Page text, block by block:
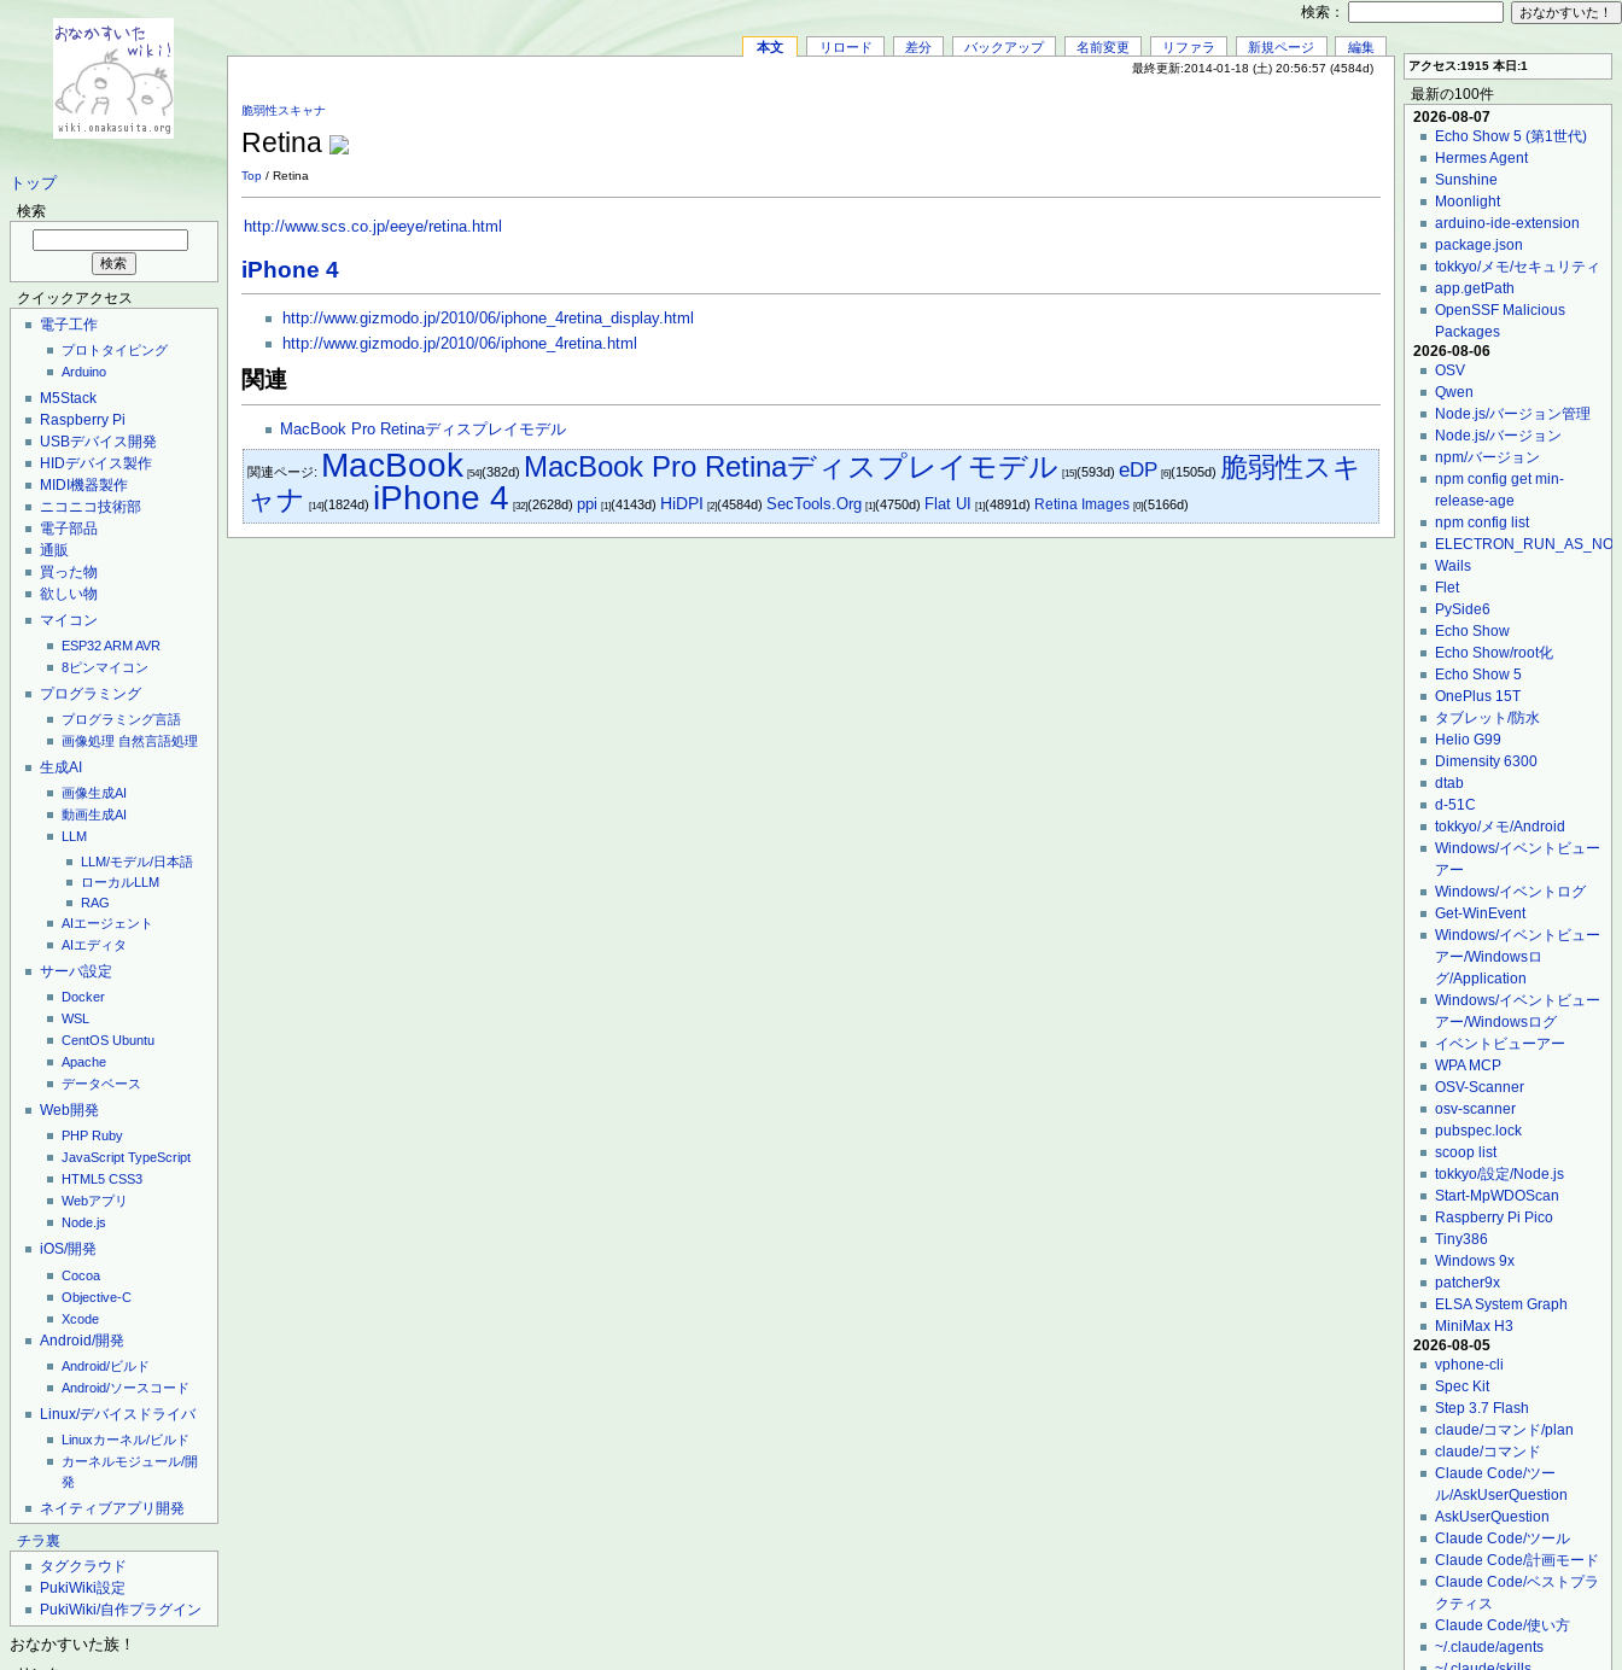
トップ
検索
クイックアクセス
電子工作
プロトタイピング
Arduino
M5Stack
Raspberry Pi
USBデバイス開発
HIDデバイス製作
MIDI機器製作
ニコニコ技術部
電子部品
通販
買った物
欲しい物
マイコン
ESP32ARMAVR
8ピンマイコン
プログラミング
プログラミング言語
画像処理 自然言語処理
生成AI
画像生成AI
動画生成AI
LLM
LLM/モデル/日本語
ローカルLLM
RAG
AIエージェント
AIエディタ
サーバ設定
Docker
WSL
CentOS Ubuntu
Apache
データベース
Web開発
PHP Ruby
JavaScript TypeScript
HTML5 CSS3
Webアプリ
Node.js
iOS/開発
Cocoa
Objective-C
Xcode
Android/開発
Android/ビルド
Android/ソースコード
Linux/デバイスドライバ
Linuxカーネル/ビルド
カーネルモジュール/開
発
ネイティブアプリ開発
チラ裏
タグクラウド
PukiWiki設定
PukiWiki/自作プラグイン
おなかすいた族！
本文 リロード 差分 バックアップ 名前変更 リファラ 新規ページ 編集
最終更新:2014-01-18 (土) 20:56:57 (4584d)
脆弱性スキャナ
Retina
Top / Retina
http://www.scs.co.jp/eeye/retina.html
iPhone 4
http://www.gizmodo.jp/2010/06/iphone_4retina_display.html
http://www.gizmodo.jp/2010/06/iphone_4retina.html
関連
MacBook Pro Retinaディスプレイモデル
関連ページ: MacBook [54](382d) MacBook Pro Retinaディスプレイモデル [15](593d)eDP [6](1505d) 脆弱性スキ
ャナ
[14](1824d) iPhone 4 [32](2628d)ppi [1](4143d) HiDPI [2](4584d)SecTools.Org [1](4750d) Flat UI [1](4891d) Retina Images [0](5166d)
アクセス:1915 本日:1
最新の100件
2026-08-07
Echo Show 5 (第1世代)
Hermes Agent
Sunshine
Moonlight
arduino-ide-extension
package.json
tokkyo/メモ/セキュリティ
app.getPath
OpenSSF Malicious
Packages
2026-08-06
OSV
Qwen
Node.js/バージョン管理
Node.js/バージョン
npm/バージョン
npm config get min-
release-age
npm config list
Wails
Flet
PySide6
Echo Show
Echo Show/root化
Echo Show 5
OnePlus 15T
タブレット/防水
Helio G99
Dimensity 6300
dtab
d-51C
tokkyo/メモ/Android
Windows/イベントビュー
アー
Windows/イベントログ
Get-WinEvent
Windows/イベントビュー
アー/Windowsロ
グ/Application
Windows/イベントビュー
アー/Windowsログ
イベントビューアー
WPA MCP
OSV-Scanner
osv-scanner
pubspec.lock
scoop list
tokkyo/設定/Node.js
Start-MpWDOScan
Raspberry Pi Pico
Tiny386
Windows 9x
patcher9x
ELSA System Graph
MiniMax H3
2026-08-05
vphone-cli
Spec Kit
Step 3.7 Flash
claude/コマンド/plan
claude/コマンド
Claude Code/ツー
ル/AskUserQuestion
AskUserQuestion
Claude Code/ツール
Claude Code/計画モード
Claude Code/ベストプラ
クティス
Claude Code/使い方
~/.claude/agents
検索：